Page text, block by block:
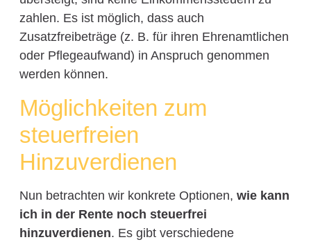
zahlen. Es ist möglich, dass auch
Zusatzfreibeträge (z. B. für ihren Ehrenamtlichen
oder Pflegeaufwand) in Anspruch genommen
werden können.
Möglichkeiten zum
steuerfreien
Hinzuverdienen
Nun betrachten wir konkrete Optionen, wie kann
ich in der Rente noch steuerfrei
hinzuverdienen. Es gibt verschiedene